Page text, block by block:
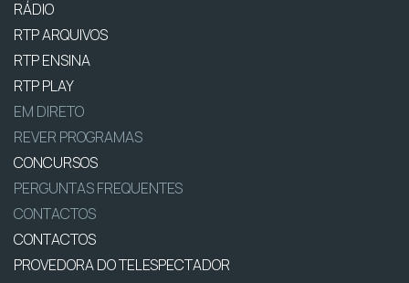
RÁDIO
RTP ARQUIVOS
RTP ENSINA
RTP PLAY
EM DIRETO
REVER PROGRAMAS
CONCURSOS
PERGUNTAS FREQUENTES
CONTACTOS
CONTACTOS
PROVEDORA DO TELESPECTADOR